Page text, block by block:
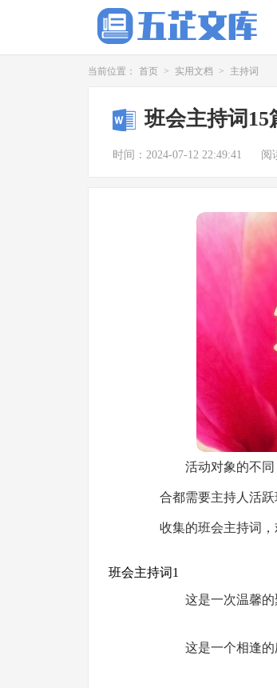
当前位置： 首页 > 实用文档 > 主持词
班会主持词15
时间：2024-07-12 22:49:41 阅
活动对象的不
合都需要主持人活
收集的班会主持词，
班会主持词1
这是一次温馨的
这是一个相逢的